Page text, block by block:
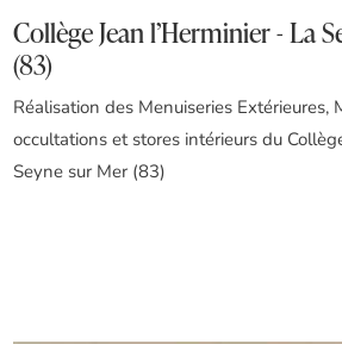
Collège Jean l’Herminier - La
(83)
Réalisation des Menuiseries Extérieures,
occultations et stores intérieurs du
Seyne sur Mer (83)